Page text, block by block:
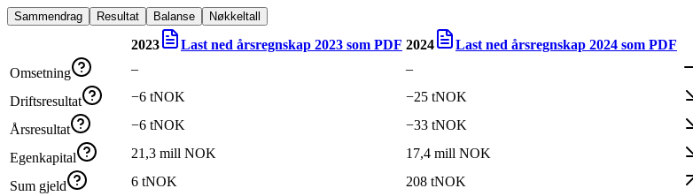
Sammendrag Resultat Balanse Nøkkeltall
2023 Last ned årsregnskap 2023 som PDF 2024 Last ned årsregnskap 2024 som PDF
Omsetning – –
Driftsresultat
−6 tNOK −25 tNOK
Årsresultat
−6 tNOK −33 tNOK
Egenkapital
21,3 mill NOK 17,4 mill NOK
Sum gjeld
6 tNOK 208 tNOK